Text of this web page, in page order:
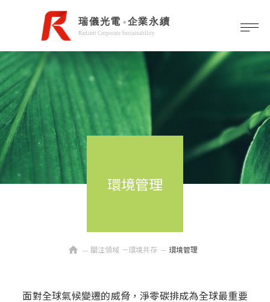
環境管理
home 關注領域 －環境共存 環境管理
面對全球氣候變遷的威脅，淨零碳排成為全球最重要